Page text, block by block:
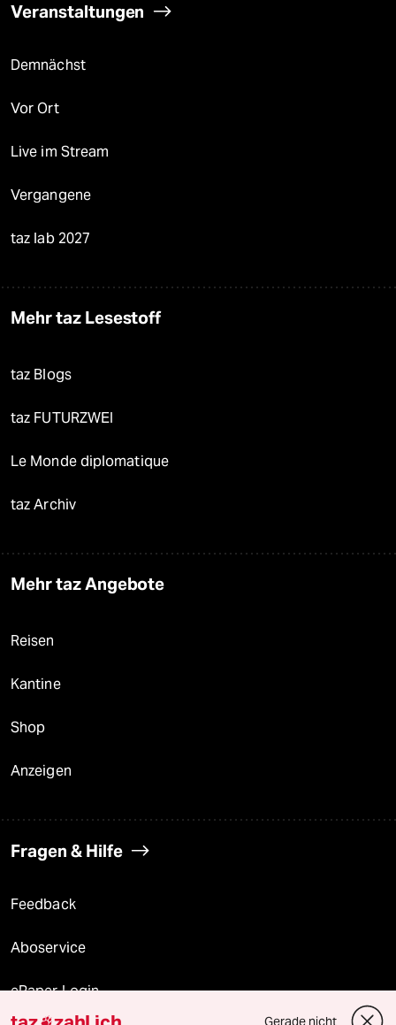
Veranstaltungen
Demnächst
Vor Ort
Live im Stream
Vergangene
taz lab 2027
Mehr taz Lesestoff
taz Blogs
taz FUTURZWEI
Le Monde diplomatique
taz Archiv
Mehr taz Angebote
Reisen
Kantine
Shop
Anzeigen
Fragen & Hilfe
Feedback
Aboservice
ePaper Login
 Gerade nicht